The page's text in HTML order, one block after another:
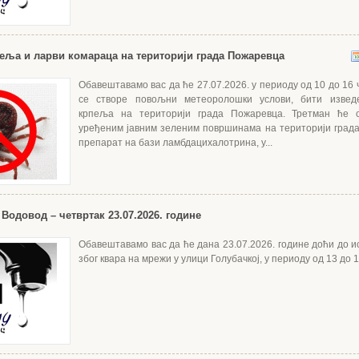
и ларви комараца на територији града Пожаревца
Обавештавамо вас да ће 27.07.2026. у периоду од 10 до 16
се створе повољни метеоролошки услови, бити
крпеља на територији града Пожаревца. Третман ће
уређеним јавним зеленим површинама на територији
препарат на бази ламбдацихалотрина, у...
– четвртак 23.07.2026. године
Обавештавамо вас да ће дана 23.07.2026. године доћи до
због квара на мрежи у улици Голубачкој, у периоду од 13 до